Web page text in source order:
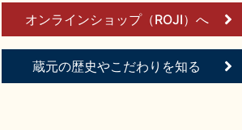
オンラインショップ（ROJI）へ
蔵元の歴史やこだわりを知る